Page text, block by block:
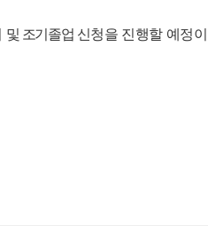
및 조기 졸업 신청을 진행할 예정